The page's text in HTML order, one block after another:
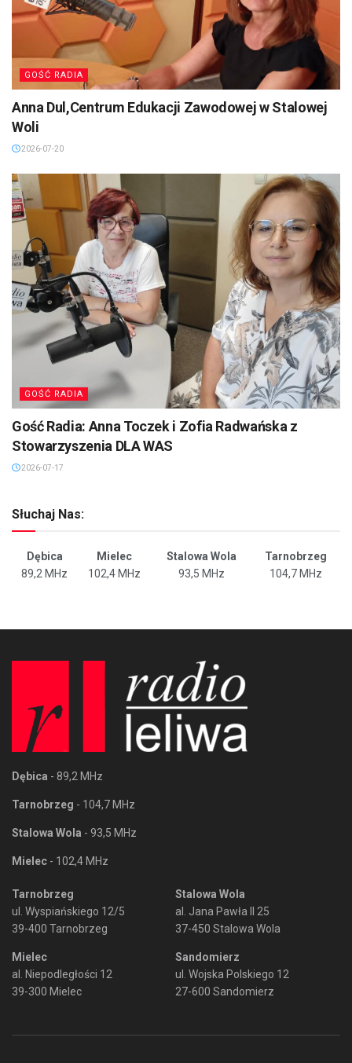
GOŚĆ RADIA
Anna Dul,Centrum Edukacji Zawodowej w Stalowej
Woli
2026-07-20
GOŚĆ RADIA
Gość Radia: Anna Toczek i Zofia Radwańska z
Stowarzyszenia DLA WAS
2026-07-17
Słuchaj Nas:
Dębica Mielec Stalowa Wola
Tarnobrzeg
89,2 MHz
102,4 MHz 93,5 MHz 104,7 MHz
Dębica - 89,2 MHz
Tarnobrzeg - 104,7 MHz
Stalowa Wola - 93,5 MHz
Mielec - 102,4 MHz
Tarnobrzeg
ul. Wyspiańskiego 12/5
39-400 Tarnobrzeg
Mielec
al. Niepodległości 12
39-300 Mielec
Stalowa Wola
al. Jana Pawła II 25
37-450 Stalowa Wola
Sandomierz
ul. Wojska Polskiego 12
27-600 Sandomierz